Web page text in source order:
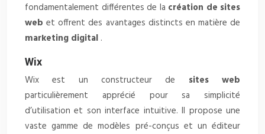
fondamentalement différentes de la création de sites
webet offrent des avantages distincts en matière de
marketing digital .
Wix
Wix est un constructeur de sites web
particulièrement apprécié pour sa simplicité
d’utilisation et son interface intuitive. Il propose une
vaste gamme de modèles pré-conçus et un éditeur